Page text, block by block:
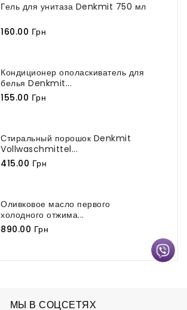
Гель для унитаза Denkmit 750 мл
160.00 Грн
Кондиционер ополаскиватель для
белья Denkmit...
155.00 Грн
Стиральный порошок Denkmit
Vollwaschmittel...
415.00 Грн
Оливковое масло первого
холодного отжима...
890.00 Грн
МЫ В СОЦСЕТЯХ